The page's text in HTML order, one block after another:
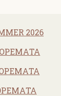
2026